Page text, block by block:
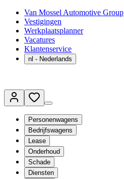
Van Mossel Automotive Group
Vestigingen
Werkplaatsplanner
Vacatures
Klantenservice
nl - Nederlands
Personenwagens
Bedrijfswagens
Lease
Onderhoud
Schade
Diensten